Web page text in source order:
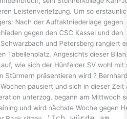
Leistenverletzung. Um so
Nach der Auftaktniederiage gegen
gegen den CSC Kassel und den
und Petersberg rangiert
Tabellenplatz. Angesichts dieser
wie sich der Hünfelder SV wohl mit
Stürmern präsentieren wird ?
pausiert und sich in dieser Zeit
unterzog, begann am Mittwoch
und wird nächste Woche gegen